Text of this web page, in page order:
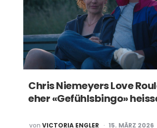
Chris Niemeyers Love
eher «Gefühlsbingo»
POSTED
von VICTORIA ENGLER
15. MÄRZ 2026